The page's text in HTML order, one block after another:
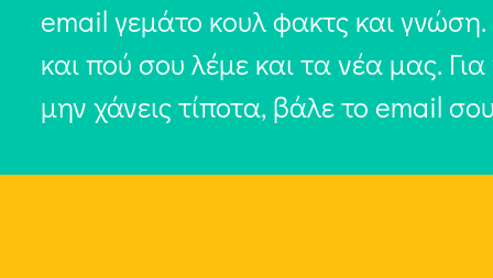
email γεμάτο κουλ φακτς και
και πού σου λέμε και τα νέα μας.
μην χάνεις τίποτα, βάλε το email